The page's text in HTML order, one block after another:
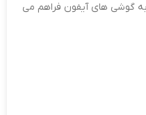
به گوشی های آیفون فراهم می